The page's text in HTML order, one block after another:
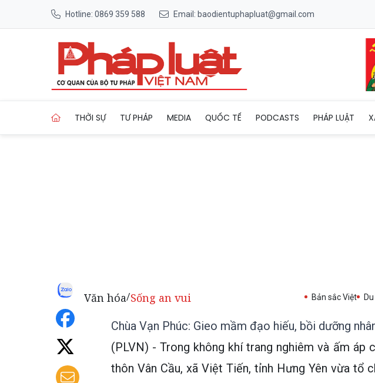
Hotline: 0869 359 588 Email: baodientuphapluat@gmail.com
THỜI SỰ TƯ PHÁP MEDIA QUỐC TẾ PODCASTS PHÁP LUẬT
Văn hóa/Sống an vui Bản sắc Việt
Chùa Vạn Phúc: Gieo mầm đạo hiếu, bồi dưỡng
(PLVN) - Trong không khí trang nghiêm và ấm áp
thôn Vân Cầu, xã Việt Tiến, tỉnh Hưng Yên vừa tổ